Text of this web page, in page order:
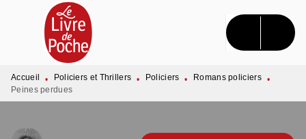
MENU RECHERCHE CONTENU
PIED DE PAGE
Accueil • Policiers et Thrillers • Policiers • Romans policiers •
Peines perdues